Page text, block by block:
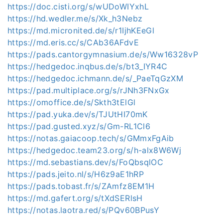
https://doc.cisti.org/s/wUDoWIYxhL
https://hd.wedler.me/s/Xk_h3Nebz
https://md.micronited.de/s/r1IjhKEeGl
https://md.eris.cc/s/CAb36AFdvE
https://pads.cantorgymnasium.de/s/Ww16328vP
https://hedgedoc.inqbus.de/s/bt3_IYR4C
https://hedgedoc.ichmann.de/s/_PaeTqGzXM
https://pad.multiplace.org/s/rJNh3FNxGx
https://omoffice.de/s/Skth3tElGl
https://pad.yuka.dev/s/TJUtHI70mK
https://pad.gusted.xyz/s/Gm-RL1Cl6
https://notas.gaiacoop.tech/s/GMmxFgAib
https://hedgedoc.team23.org/s/h-alx8W6Wj
https://md.sebastians.dev/s/FoQbsqlOC
https://pads.jeito.nl/s/H6z9aE1hRP
https://pads.tobast.fr/s/ZAmfz8EM1H
https://md.gafert.org/s/tXdSERlsH
https://notas.laotra.red/s/PQv60BPusY